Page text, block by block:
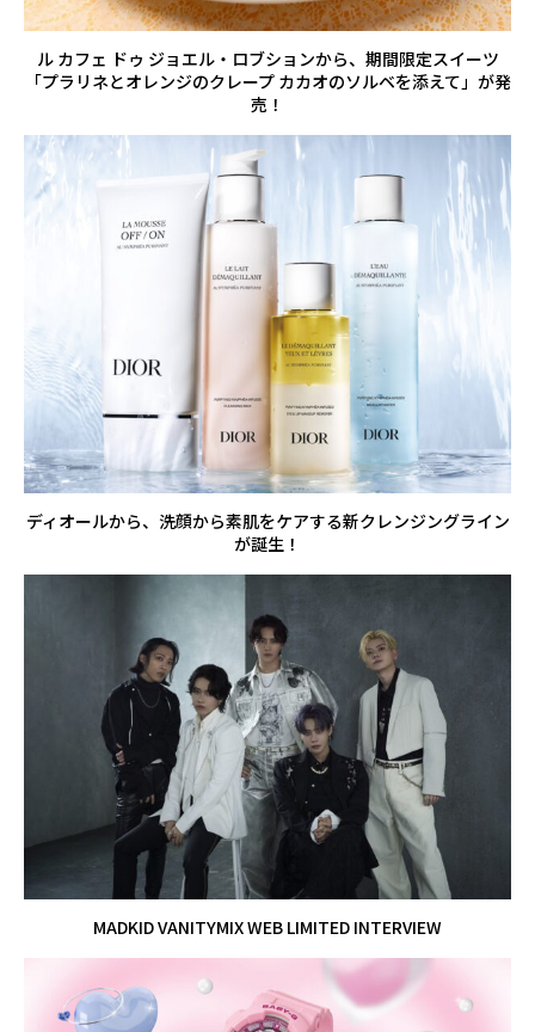
ル カフェ ドゥ ジョエル・ロブションから、期間限定スイーツ
「プラリネとオレンジのクレープ カカオのソルベを添えて」が発
売！
ディオールから、洗顔から素肌をケアする新クレンジングライン
が誕生！
MADKID VANITYMIX WEB LIMITED INTERVIEW